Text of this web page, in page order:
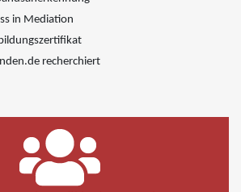
in Mediation
recherchiert